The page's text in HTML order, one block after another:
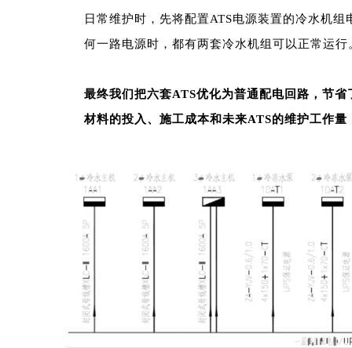
日常维护时，先将配置ATS电源装置的冷水机
何一路电源时，都有两套冷水机组可以正常运行
最终我们把六套ATS优化为普通配电回路，节
材料的投入、施工成本和未来ATS的维护工作